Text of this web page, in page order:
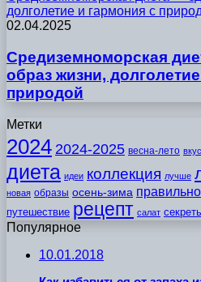
долголетие и гармония с
02.04.2025
Средиземноморская
образ жизни,
природой
Метки
2024 2024-2025 весна-лето
диета идеи коллекция лучше
новая образы осень-зима правильно
путешествие рецепт салат
Популярное
10.01.2018